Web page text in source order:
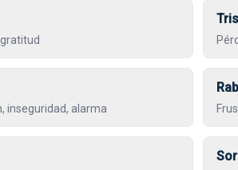
gratitud
inseguridad, alarma